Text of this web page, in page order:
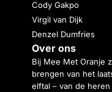
Cody Gakpo
Virgil van Dijk
Denzel Dumfries
Over ons
Bij Mee Met Oranje
brengen van het
elftal – van de